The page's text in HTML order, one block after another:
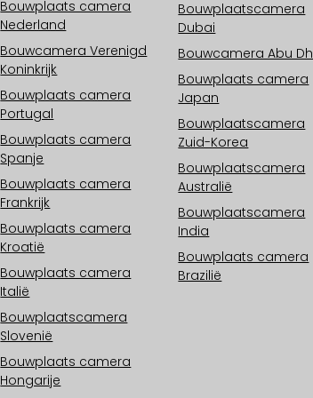
Bouwplaats camera
Nederland
Bouwcamera Verenigd
Koninkrijk
Bouwplaats camera
Portugal
Bouwplaats camera
Spanje
Bouwplaats camera
Frankrijk
Bouwplaats camera
Kroatië
Bouwplaats camera
Italië
Bouwplaatscamera
Slovenië
Bouwplaats camera
Hongarije
Bouwplaatscamera
Dubai
Bouwcamera Abu
Bouwplaats camera
Japan
Bouwplaatscamera
Zuid-Korea
Bouwplaatscamera
Australië
Bouwplaatscamera
India
Bouwplaats camera
Brazilië